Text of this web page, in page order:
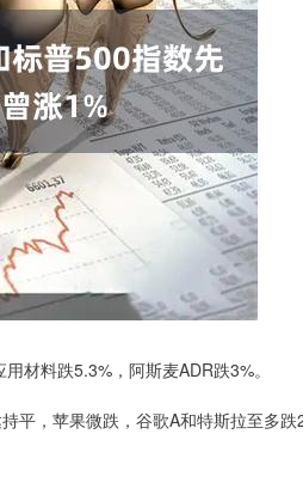
材料跌5.3%，阿斯麦ADR跌3%。
平，苹果微跌，谷歌A和特斯拉至多跌